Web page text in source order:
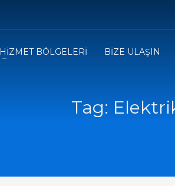
HİZMET BÖLGELERİ BİZE ULAŞIN
Tag: